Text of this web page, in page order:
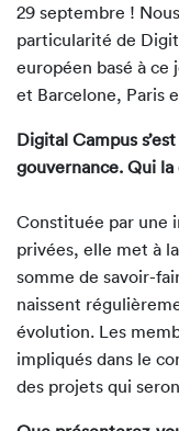
29 septembre !
particularité de
européen basé à ce
et Barcelone, Paris
Digital Campus
gouvernance. Qui
Constituée par une
privées, elle met à
somme de savoir-
naissent
évolution. Les
impliqués dans le
des projets qui